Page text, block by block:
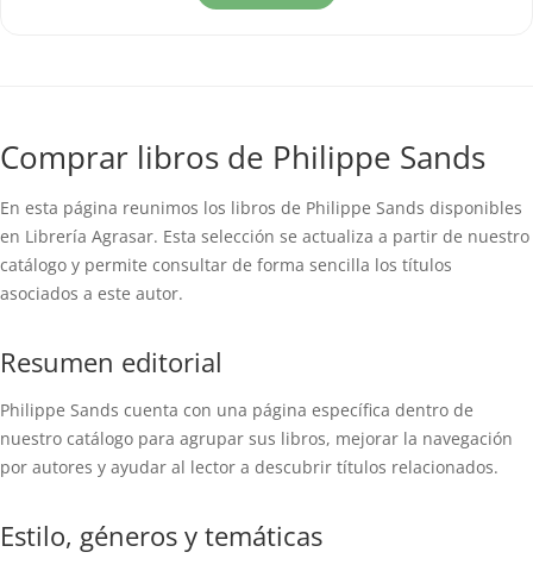
Comprar libros de Philippe Sands
En esta página reunimos los libros de Philippe Sands disponibles
en Librería Agrasar. Esta selección se actualiza a partir de nuestro
catálogo y permite consultar de forma sencilla los títulos
asociados a este autor.
Resumen editorial
Philippe Sands cuenta con una página específica dentro de
nuestro catálogo para agrupar sus libros, mejorar la navegación
por autores y ayudar al lector a descubrir títulos relacionados.
Estilo, géneros y temáticas